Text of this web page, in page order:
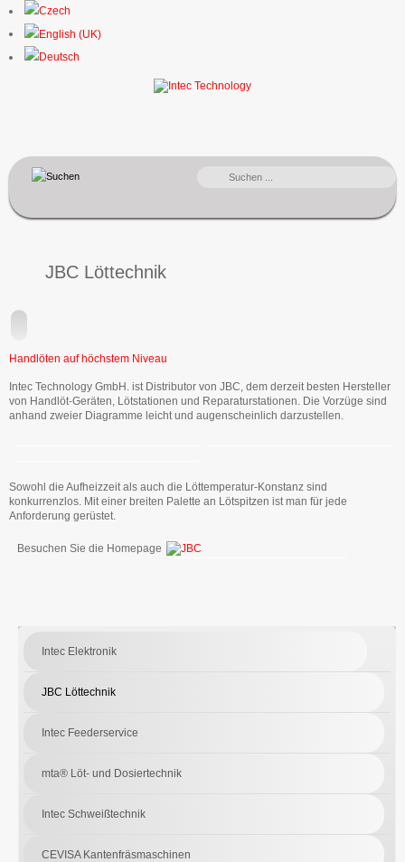
SUCHEN
JBC Löttechnik
Handlöten auf höchstem Niveau
Intec Technology GmbH. ist Distributor von JBC, dem derzeit besten Hersteller
von Handlöt-Geräten, Lötstationen und Reparaturstationen. Die Vorzüge sind
anhand zweier Diagramme leicht und augenscheinlich darzustellen.
Sowohl die Aufheizzeit als auch die Löttemperatur-Konstanz sind
konkurrenzlos. Mit einer breiten Palette an Lötspitzen ist man für jede
Anforderung gerüstet.
Besuchen Sie die Homepage
Intec Elektronik
JBC Löttechnik
Intec Feederservice
mta® Löt- und Dosiertechnik
Intec Schweißtechnik
CEVISA Kantenfräsmaschinen